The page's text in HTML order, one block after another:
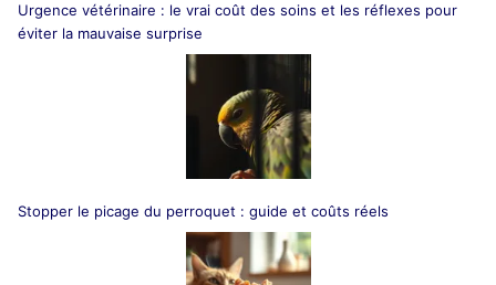
Urgence vétérinaire : le vrai coût des soins et les réflexes pour
éviter la mauvaise surprise
Stopper le picage du perroquet : guide et coûts réels